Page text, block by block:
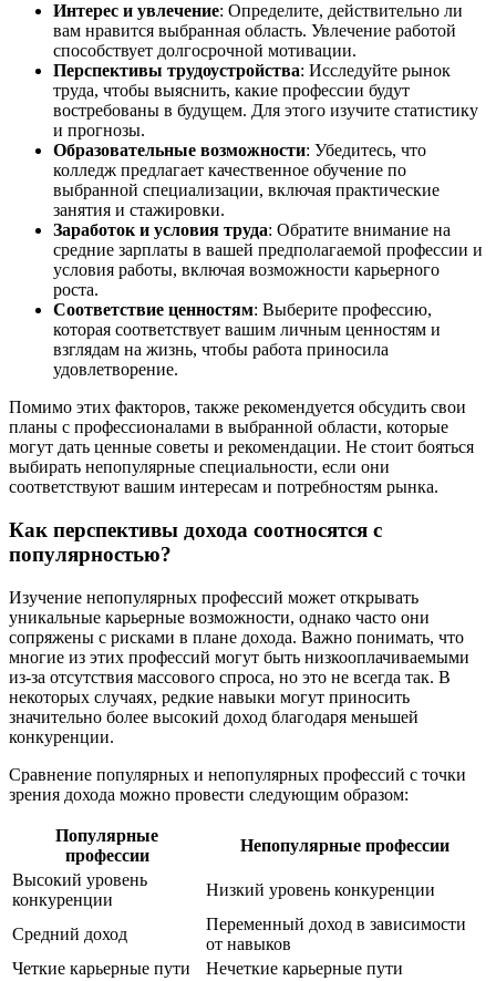
Интерес и увлечение: Определите, действительно ли
вам нравится выбранная область. Увлечение работой
способствует долгосрочной мотивации.
Перспективы трудоустройства: Исследуйте рынок
труда, чтобы выяснить, какие профессии будут
востребованы в будущем. Для этого изучите статистику
и прогнозы.
Образовательные возможности: Убедитесь, что
колледж предлагает качественное обучение по
выбранной специализации, включая практические
занятия и стажировки.
Заработок и условия труда: Обратите внимание на
средние зарплаты в вашей предполагаемой профессии и
условия работы, включая возможности карьерного
роста.
Соответствие ценностям: Выберите профессию,
которая соответствует вашим личным ценностям и
взглядам на жизнь, чтобы работа приносила
удовлетворение.
Помимо этих факторов, также рекомендуется обсудить свои
планы с профессионалами в выбранной области, которые
могут дать ценные советы и рекомендации. Не стоит бояться
выбирать непопулярные специальности, если они
соответствуют вашим интересам и потребностям рынка.
Как перспективы дохода соотносятся с
популярностью?
Изучение непопулярных профессий может открывать
уникальные карьерные возможности, однако часто они
сопряжены с рисками в плане дохода. Важно понимать, что
многие из этих профессий могут быть низкооплачиваемыми
из-за отсутствия массового спроса, но это не всегда так. В
некоторых случаях, редкие навыки могут приносить
значительно более высокий доход благодаря меньшей
конкуренции.
Сравнение популярных и непопулярных профессий с точки
зрения дохода можно провести следующим образом:
Популярные
профессии
Непопулярные профессии
Высокий уровень
конкуренции
Низкий уровень конкуренции
Средний доход
Переменный доход в зависимости
от навыков
Четкие карьерные пути
Нечеткие карьерные пути